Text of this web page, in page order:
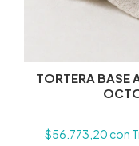
TORTERA BASE
$56.773,20con